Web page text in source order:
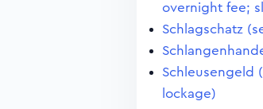
overnight fee;
Schlagschatz
Schleusengeld
lockage)